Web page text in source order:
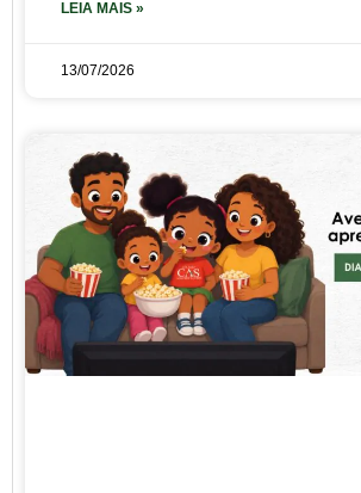
LEIA MAIS »
13/07/2026